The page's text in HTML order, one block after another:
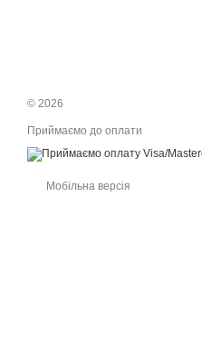
© 2026
Приймаємо до оплати
Мобільна версія